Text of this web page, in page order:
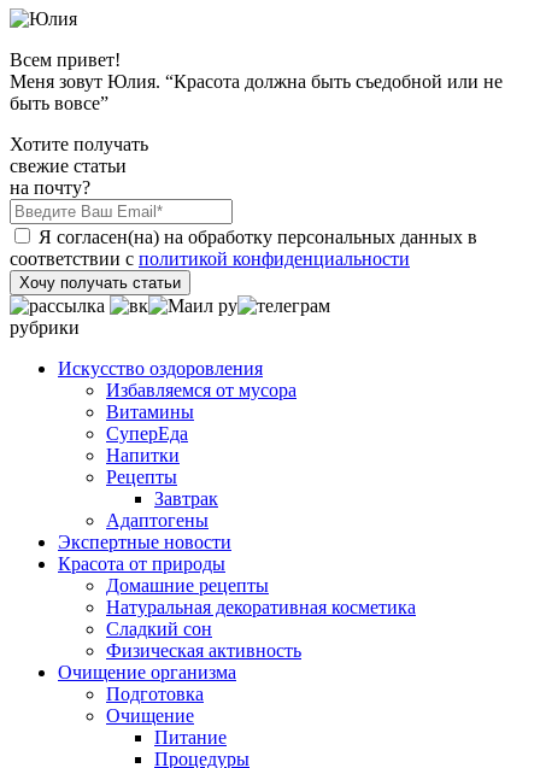
Всем привет!
Меня зовут Юлия. “Красота должна быть съедобной или не
быть вовсе”
Хотите получать
свежие статьи
на почту?
Я согласен(на) на обработку персональных данных в
соответствии с политикой конфиденциальности
Хочу получать статьи
рубрики
Искусство оздоровления
Избавляемся от мусора
Витамины
СуперЕда
Напитки
Рецепты
Завтрак
Адаптогены
Экспертные новости
Красота от природы
Домашние рецепты
Натуральная декоративная косметика
Сладкий сон
Физическая активность
Очищение организма
Подготовка
Очищение
Питание
Процедуры